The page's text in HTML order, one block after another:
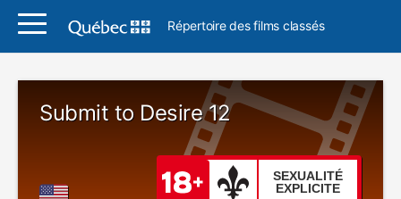
Répertoire des films classés
Submit to Desire 12
SEXUALITÉ
EXPLICITE